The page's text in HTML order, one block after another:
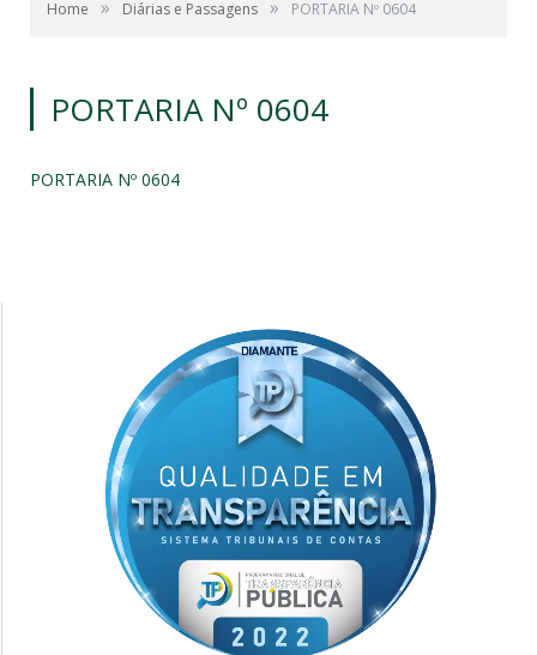
Home » Diárias e Passagens » PORTARIA Nº 0604
PORTARIA Nº 0604
PORTARIA Nº 0604